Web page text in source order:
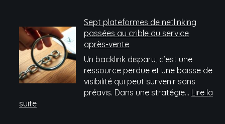
Sept plateformes de netlinking
passées au crible du service
après-vente
Un backlink disparu, c’est une
ressource perdue et une baisse de
visibilité qui peut survenir sans
préavis. Dans une stratégie… Lire la
suite: